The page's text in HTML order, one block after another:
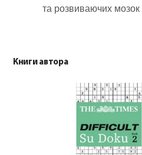
та розвиваючих мозок
Книги автора